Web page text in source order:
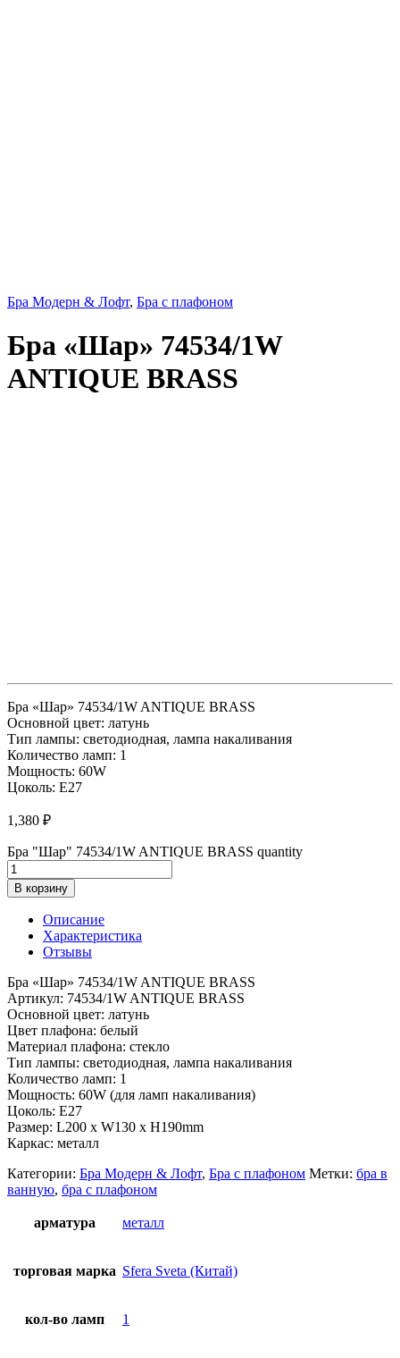
Бра Модерн & Лофт, Бра с плафоном
Бра «Шар» 74534/1W
ANTIQUE BRASS
Бра «Шар» 74534/1W ANTIQUE BRASS
Основной цвет: латунь
Тип лампы: светодиодная, лампа накаливания
Количество ламп: 1
Мощность: 60W
Цоколь: E27
1,380 ₽
Бра "Шар" 74534/1W ANTIQUE BRASS quantity
В корзину
Описание
Характеристика
Отзывы
Бра «Шар» 74534/1W ANTIQUE BRASS
Артикул: 74534/1W ANTIQUE BRASS
Основной цвет: латунь
Цвет плафона: белый
Материал плафона: стекло
Тип лампы: светодиодная, лампа накаливания
Количество ламп: 1
Мощность: 60W (для ламп накаливания)
Цоколь: E27
Размер: L200 x W130 x H190mm
Каркас: металл
Категории: Бра Модерн & Лофт, Бра с плафоном Метки: бра в
ванную, бра с плафоном
арматура металл
торговая марка Sfera Sveta (Китай)
кол-во ламп 1